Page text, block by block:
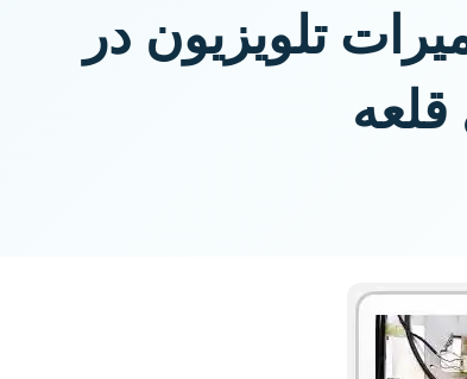
تلویزیون در